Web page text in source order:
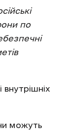
по
внутрішніх
можуть